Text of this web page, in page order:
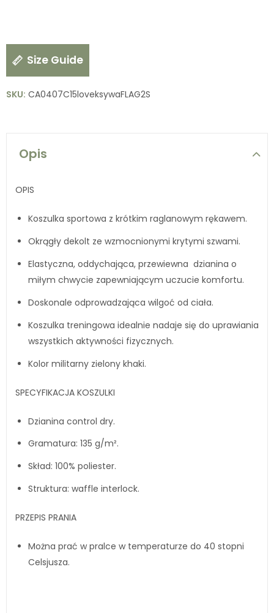
Size Guide
SKU: CA0407C15loveksywaFLAG2S
Opis
OPIS
Koszulka sportowa z krótkim raglanowym rękawem.
Okrągły dekolt ze wzmocnionymi krytymi szwami.
Elastyczna, oddychająca, przewiewna dzianina o
miłym chwycie zapewniającym uczucie komfortu.
Doskonale odprowadzająca wilgoć od ciała.
Koszulka treningowa idealnie nadaje się do uprawiania
wszystkich aktywności fizycznych.
Kolor militarny zielony khaki.
SPECYFIKACJA KOSZULKI
Dzianina control dry.
Gramatura: 135 g/m².
Skład: 100% poliester.
Struktura: waffle interlock.
PRZEPIS PRANIA
Można prać w pralce w temperaturze do 40 stopni
Celsjusza.